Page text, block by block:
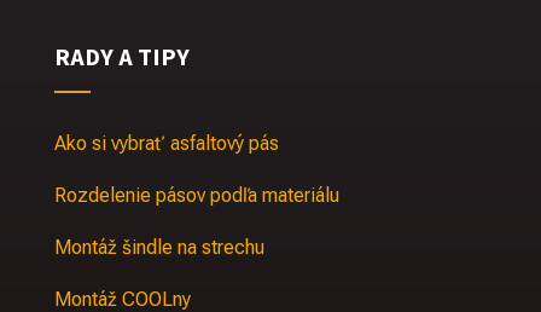
RADY A TIPY
Ako si vybrať asfaltový pás
Rozdelenie pásov podľa materiálu
Montáž šindle na strechu
Montáž COOLny